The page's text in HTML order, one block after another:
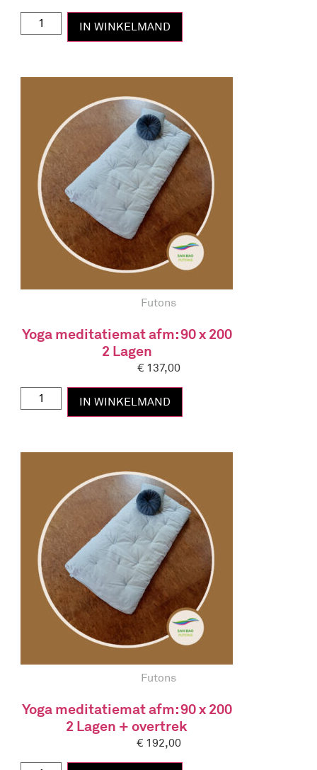
IN WINKELMAND
Futons
Yoga meditatiemat afm: 90 x 200
2 Lagen
€137,00
IN WINKELMAND
Futons
Yoga meditatiemat afm: 90 x 200
2 Lagen + overtrek
€192,00